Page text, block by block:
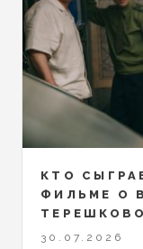
КТО
ФИЛЬМЕ О
30.07.2026